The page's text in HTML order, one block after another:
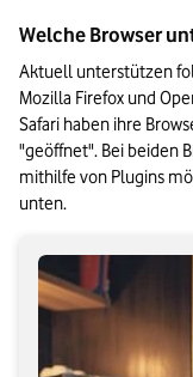
Welche Browser
Aktuell unterstützen
Mozilla Firefox und
Safari haben ihre
"geöffnet". Bei beiden
mithilfe von Plugins
unten.